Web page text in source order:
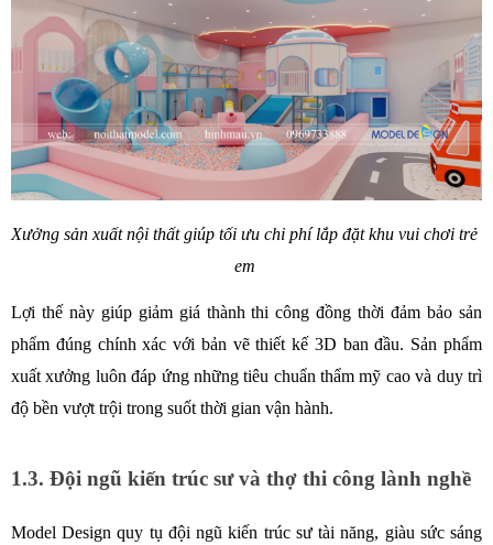
Xưởng sản xuất nội thất giúp tối ưu chi phí lắp đặt khu vui chơi trẻ
em
Lợi thế này giúp giảm giá thành thi công đồng thời đảm bảo sản
phẩm đúng chính xác với bản vẽ thiết kế 3D ban đầu. Sản phẩm
xuất xưởng luôn đáp ứng những tiêu chuẩn thẩm mỹ cao và duy trì
độ bền vượt trội trong suốt thời gian vận hành.
1.3. Đội ngũ kiến trúc sư và thợ thi công lành nghề
Model Design quy tụ đội ngũ kiến trúc sư tài năng, giàu sức sáng